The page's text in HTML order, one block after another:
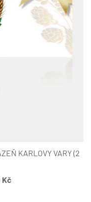
KARLOVY VARY (2
Kč